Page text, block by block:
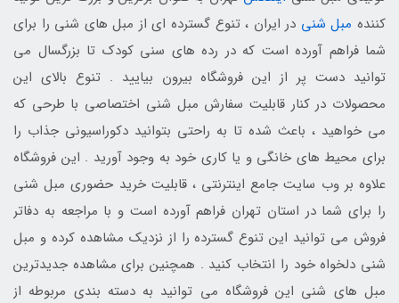
کننده مبل شنی در ایران ، تنوع گسترده ای از مبل های شنی را برای
شما فراهم آورده است که در رده های سنی کودک تا بزرگسال می
توانید دست پر از این فروشگاه بیرون بیایید . تنوع بالای این
محصولات در کنار قابلیت سفارش مبل شنی اختصاصی با طرحی که
می خواهید ، باعث شده تا به راحتی بتوانید دکوراسیونی جذاب را
برای محیط های خانگی و یا کاری خود به وجود آورید . این فروشگاه
علاوه بر وب سایت جامع اینترنتی ، قابلیت خرید حضوری مبل شنی
را برای شما در استان تهران فراهم آورده است و با مراجعه به دفاتر
فروش می توانید این تنوع گسترده را از نزدیک مشاهده کرده و مبل
شنی دلخواه خود را انتخاب کنید . همچنین برای مشاهده جدیدترین
مبل های شنی این فروشگاه می توانید به دسته بندی مربوطه از